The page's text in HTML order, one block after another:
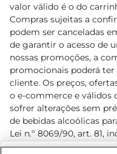
valor válido é o do
Compras sujeitas a
podem ser canceladas
de garantir o acesso de
nossas promoções, a
promocionais poderá
cliente. Os preços,
o e-commerce e válidos
sofrer alterações sem
de bebidas alcoólicas
Lei n.º 8069/90, art. 81,
Adolescente). Preços e